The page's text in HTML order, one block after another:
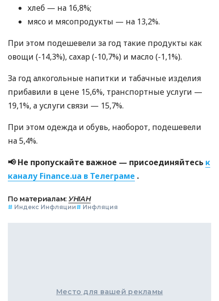
хлеб — на 16,8%;
мясо и мясопродукты — на 13,2%.
При этом подешевели за год такие продукты как
овощи (-14,3%), сахар (-10,7%) и масло (-1,1%).
За год алкогольные напитки и табачные изделия
прибавили в цене 15,6%, транспортные услуги —
19,1%, а услуги связи — 15,7%.
При этом одежда и обувь, наоборот, подешевели
на 5,4%.
📢 Не пропускайте важное — присоединяйтесь к
каналу Finance.ua в Телеграме .
По материалам: УНІАН
# Индекс Инфляции# Инфляция
Место для вашей рекламы